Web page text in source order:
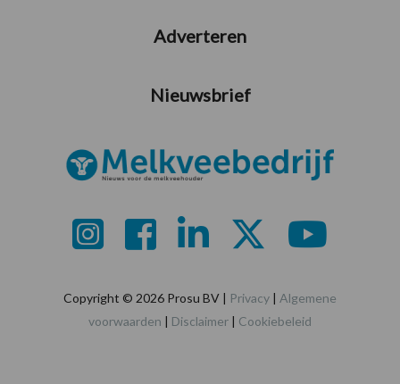
Adverteren
Nieuwsbrief
Copyright © 2026 Prosu BV | Privacy | Algemene
voorwaarden | Disclaimer | Cookiebeleid